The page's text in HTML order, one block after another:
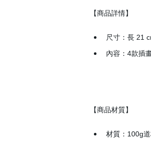
【商品詳情】
尺寸：長 21
內容：4款插
【商品材質】
材質：100g